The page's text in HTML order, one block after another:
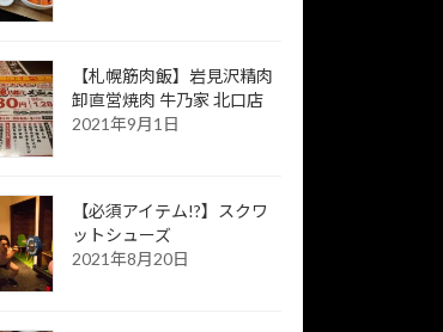
【札幌筋肉飯】岩見沢精肉
卸直営焼肉 牛乃家 北口店
2021年9月1日
【必須アイテム!?】スクワ
ットシューズ
2021年8月20日